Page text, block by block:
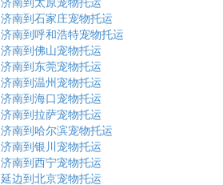
济南到石家庄宠物托运
济南到呼和浩特宠物托运
济南到佛山宠物托运
济南到东莞宠物托运
济南到温州宠物托运
济南到海口宠物托运
济南到拉萨宠物托运
济南到哈尔滨宠物托运
济南到银川宠物托运
济南到西宁宠物托运
延边到北京宠物托运